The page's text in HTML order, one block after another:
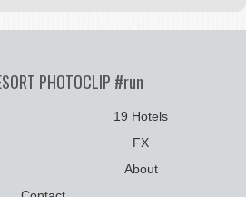
PHOTOCLIP #run
19 Hotels
FX
About